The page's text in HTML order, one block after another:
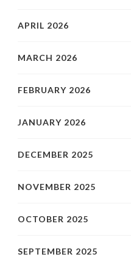
APRIL 2026
MARCH 2026
FEBRUARY 2026
JANUARY 2026
DECEMBER 2025
NOVEMBER 2025
OCTOBER 2025
SEPTEMBER 2025